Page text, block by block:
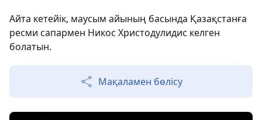
Айта кетейік, маусым айының басында Қазақстанға
ресми сапармен Никос Христодулидис келген
болатын.
Мақаламен бөлісу